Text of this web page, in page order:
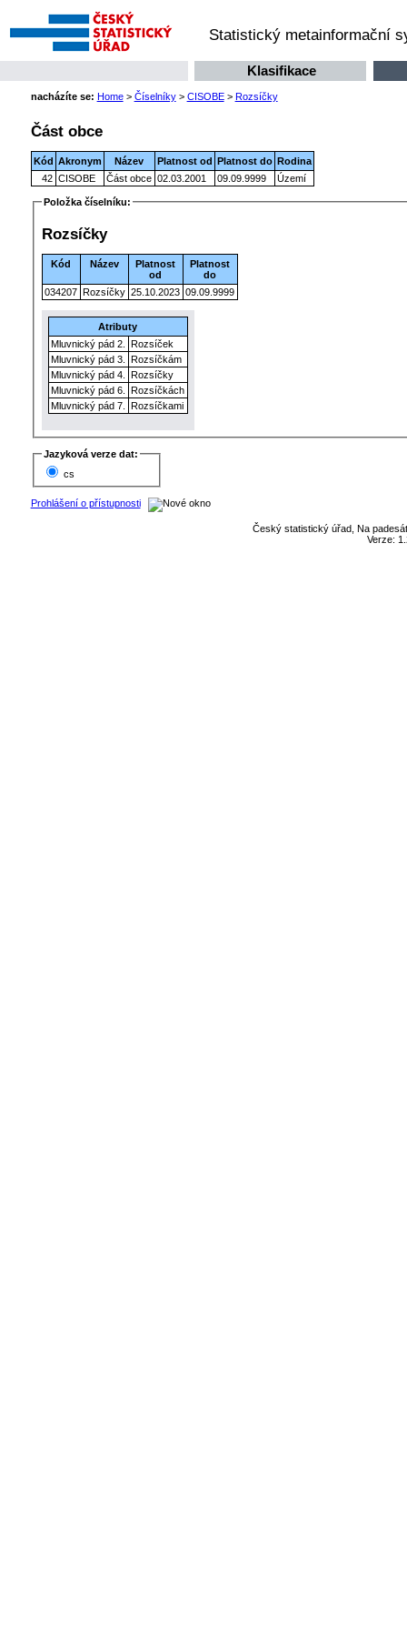
Statistický metainformační
Klasifikace
nacházíte se: Home> Číselníky> CISOBE> Rozsíčky
Část obce
Kód Akronym Název Platnost od Platnost do Rodina
42 CISOBE Část obce 02.03.2001 09.09.9999 Území
Položka číselníku:
Rozsíčky
Kód Název
Platnost
od
Platnost
do
034207 Rozsíčky 25.10.2023 09.09.9999
Atributy
Mluvnický pád 2.
Rozsíček
Mluvnický pád 3.
Rozsíčkám
Mluvnický pád 4.
Rozsíčky
Mluvnický pád 6.
Rozsíčkách
Mluvnický pád 7.
Rozsíčkami
Jazyková verze dat:
cs
Prohlášení o přístupnosti
Český statistický úřad, Na
Verze: